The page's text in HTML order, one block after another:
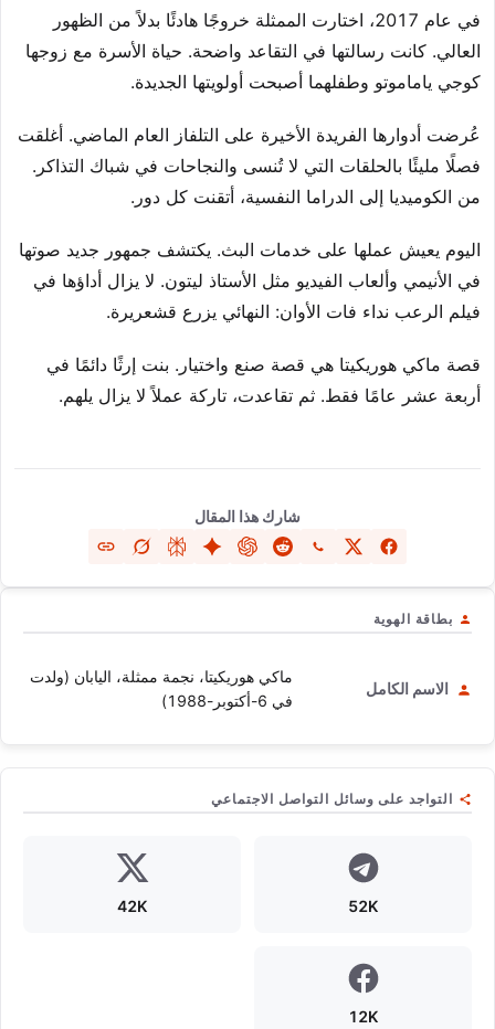
في عام 2017، اختارت الممثلة خروجًا هادئًا بدلاً من الظهور
العالي. كانت رسالتها في التقاعد واضحة. حياة الأسرة مع زوجها
كوجي ياماموتو وطفلهما أصبحت أولويتها الجديدة.
عُرضت أدوارها الفريدة الأخيرة على التلفاز العام الماضي. أغلقت
فصلًا مليئًا بالحلقات التي لا تُنسى والنجاحات في شباك التذاكر.
من الكوميديا إلى الدراما النفسية، أتقنت كل دور.
اليوم يعيش عملها على خدمات البث. يكتشف جمهور جديد صوتها
في الأنيمي وألعاب الفيديو مثل الأستاذ ليتون. لا يزال أداؤها في
فيلم الرعب نداء فات الأوان: النهائي يزرع قشعريرة.
قصة ماكي هوريكيتا هي قصة صنع واختيار. بنت إرثًا دائمًا في
أربعة عشر عامًا فقط. ثم تقاعدت، تاركة عملاً لا يزال يلهم.
شارك هذا المقال
بطاقة الهوية
الاسم الكامل
ماكي هوريكيتا، نجمة ممثلة، اليابان (ولدت
في 6-أكتوبر-1988)
التواجد على وسائل التواصل الاجتماعي
52K
42K
12K